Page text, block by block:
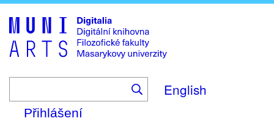
to
main
content
English
Přihlášení